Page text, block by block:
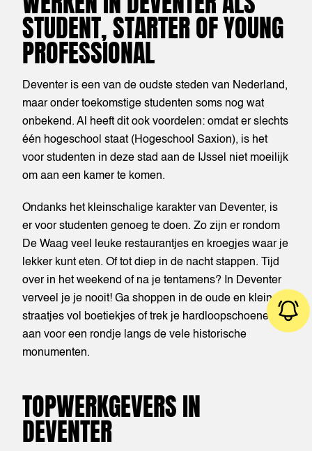
STUDENT, STARTER OF YOUNG
PROFESSIONAL
Deventer is een van de oudste steden van Nederland,
maar onder toekomstige studenten soms nog wat
onbekend. Al heeft dit ook voordelen: omdat er slechts
één hogeschool staat (Hogeschool Saxion), is het
voor studenten in deze stad aan de IJssel niet moeilijk
om aan een kamer te komen.
Ondanks het kleinschalige karakter van Deventer, is
er voor studenten genoeg te doen. Zo zijn er rondom
De Waag veel leuke restaurantjes en kroegjes waar je
lekker kunt eten. Of tot diep in de nacht stappen. Tijd
over in het weekend of na je tentamens? In Deventer
verveel je je nooit! Ga shoppen in de oude en kleine
straatjes vol boetiekjes of trek je hardloopschoenen
aan voor een rondje langs de vele historische
monumenten.
TOPWERKGEVERS IN
DEVENTER